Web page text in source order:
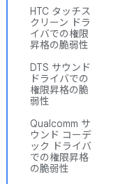
HTC タッチス
クリーン ドラ
イバでの権限
昇格の脆弱性
DTS サウンド
ドライバでの
権限昇格の脆
弱性
Qualcomm サ
ウンド コーデ
ック ドライバ
での権限昇格
の脆弱性